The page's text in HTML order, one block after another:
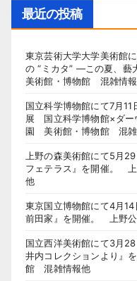
最近の投稿
東京芸術大学大学美術館
の “ミカタ” ―この夏、
美術館・博物館 混雑情
国立科学博物館にて7月
展 国立科学博物館×ダ
園 美術館・博物館 混雑
上野の森美術館にて5月
フェテラス』を開催。
他
東京国立博物館にて4月
前田家』を開催。 上野
国立西洋美術館にて3月
井内コレクションより
館 混雑情報他